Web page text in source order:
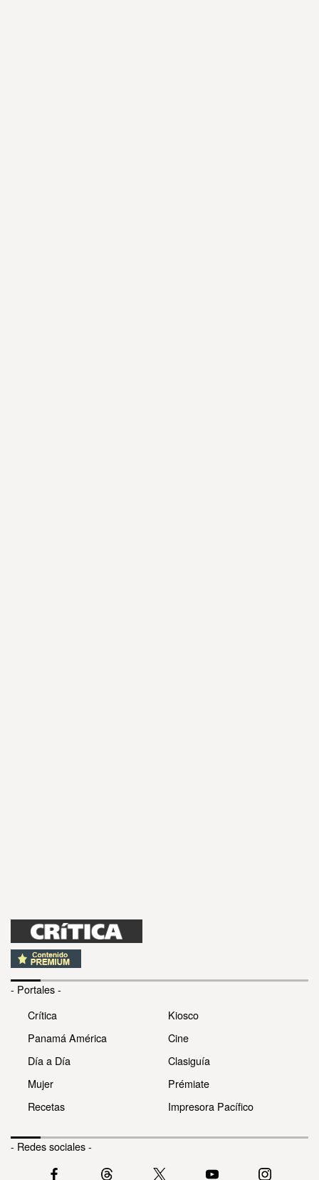
- Portales -
Crítica
Panamá América
Día a Día
Mujer
Recetas
Kiosco
Cine
Clasiguía
Prémiate
Impresora Pacífico
- Redes sociales -